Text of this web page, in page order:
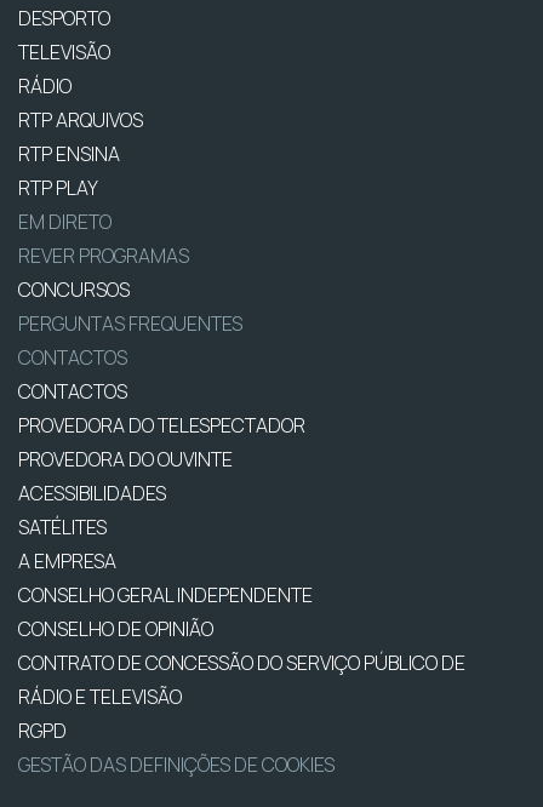
DESPORTO
TELEVISÃO
RÁDIO
RTP ARQUIVOS
RTP ENSINA
RTP PLAY
EM DIRETO
REVER PROGRAMAS
CONCURSOS
PERGUNTAS FREQUENTES
CONTACTOS
CONTACTOS
PROVEDORA DO TELESPECTADOR
PROVEDORA DO OUVINTE
ACESSIBILIDADES
SATÉLITES
A EMPRESA
CONSELHO GERAL INDEPENDENTE
CONSELHO DE OPINIÃO
CONTRATO DE CONCESSÃO DO SERVIÇO PÚBLICO DE
RÁDIO E TELEVISÃO
RGPD
GESTÃO DAS DEFINIÇÕES DE COOKIES